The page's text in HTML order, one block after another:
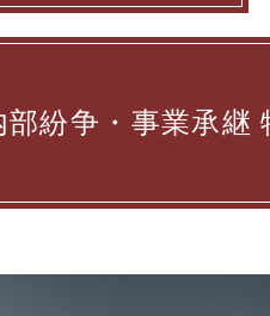
部紛争・事業承継